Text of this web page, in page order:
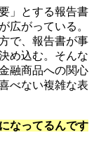
」とする報告書
広がっている。
で、報告書が事
め込む。そんな
融商品への関心
べない複雑な表
なってるんです